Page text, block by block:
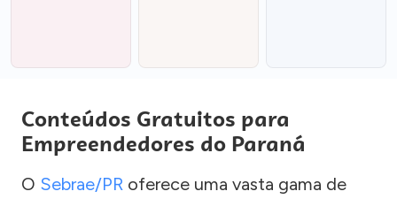
Conteúdos Gratuitos para
Empreendedores do Paraná
O Sebrae/PR oferece uma vasta gama de